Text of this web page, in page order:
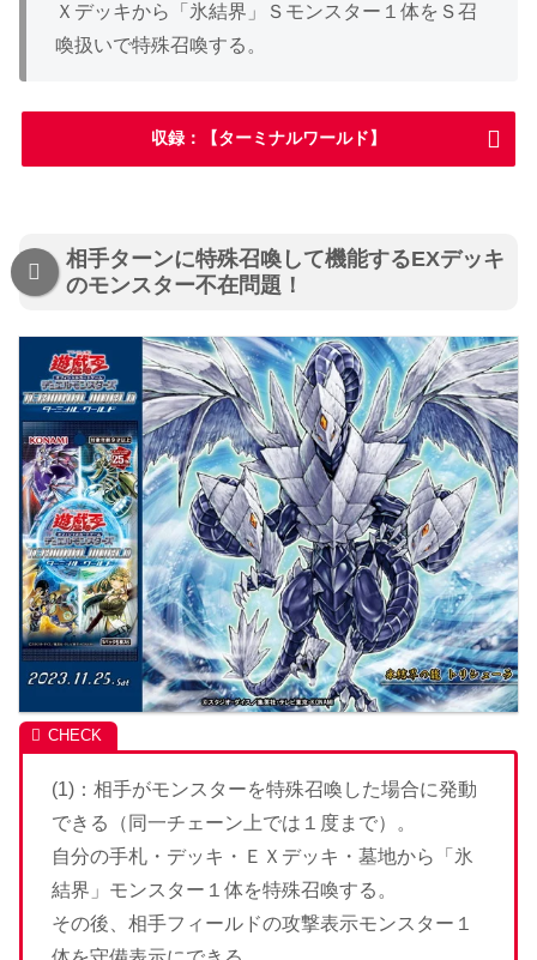
Ｘデッキから「氷結界」Ｓモンスター１体をＳ召
喚扱いで特殊召喚する。
収録：【ターミナルワールド】
相手ターンに特殊召喚して機能するEXデッキ
のモンスター不在問題！
(1)：相手がモンスターを特殊召喚した場合に発動
できる（同一チェーン上では１度まで）。
自分の手札・デッキ・ＥＸデッキ・墓地から「氷
結界」モンスター１体を特殊召喚する。
その後、相手フィールドの攻撃表示モンスター１